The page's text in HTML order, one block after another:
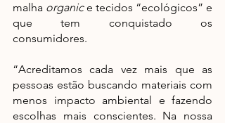
malha organic e tecidos “ecológicos” e
que tem conquistado os
consumidores.
“Acreditamos cada vez mais que as
pessoas estão buscando materiais com
menos impacto ambiental e fazendo
escolhas mais conscientes. Na nossa